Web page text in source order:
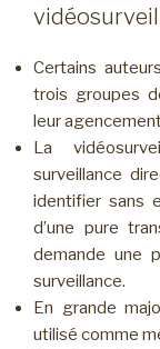
Certains
trois groupes
leur
La
surveillance
identifier sans
d’une pure
demande une
surveillance.
En grande
utilisé comme